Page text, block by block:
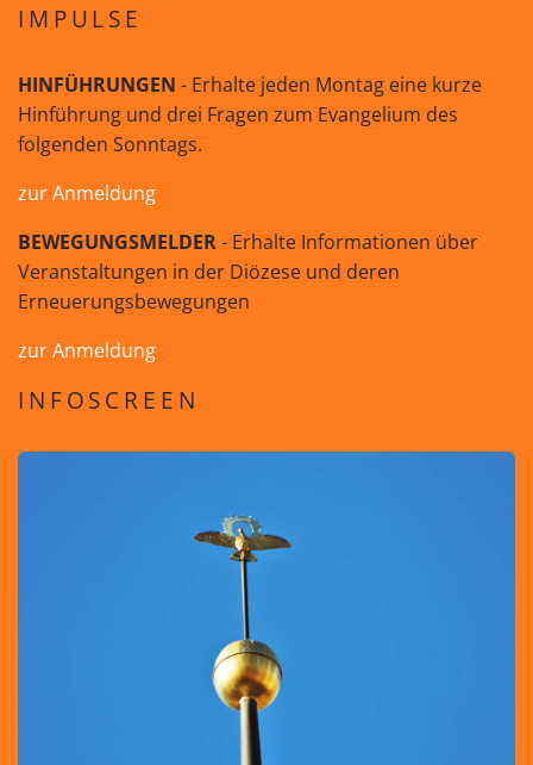
IMPULSE
HINFÜHRUNGEN - Erhalte jeden Montag eine kurze
Hinführung und drei Fragen zum Evangelium des
folgenden Sonntags.
zur Anmeldung
BEWEGUNGSMELDER- Erhalte Informationen über
Veranstaltungen in der Diözese und deren
Erneuerungsbewegungen
zur Anmeldung
INFOSCREEN